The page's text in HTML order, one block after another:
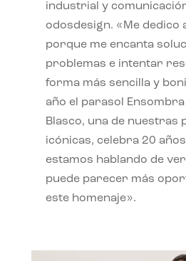
industrial y
odosdesign. «Me dedico
porque me encanta
problemas e intentar
forma más sencilla y
año el parasol Ensombra
Blasco, una de nuestras
icónicas, celebra 20
estamos hablando de
puede parecer más
este homenaje».